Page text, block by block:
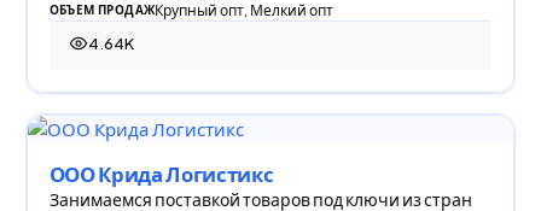
ОБЪЕМ ПРОДАЖКрупный опт, Мелкий опт
4.64K
4 640 просмотров
ООО Крида Логистикс
Занимаемся поставкой товаров под ключи из стран